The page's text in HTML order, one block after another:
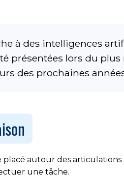
à des intelligences
présentées lors du plus
des prochaines
autour des articulations
une tâche.